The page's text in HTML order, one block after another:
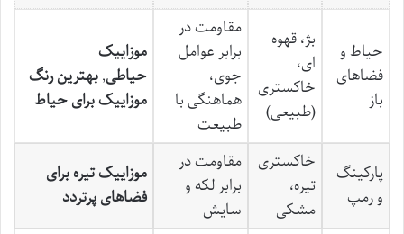
حیاط و
فضاهای
باز
بژ، قهوه
ای،
خاکستری
(طبیعی)
مقاومت در
برابر عوامل
جوی،
هماهنگی با
طبیعت
موزاییک
حیاطی,بهترین رنگ
موزاییک برای حیاط
پارکینگ
و رمپ
خاکستری
تیره،
مشکی
مقاومت در
برابر لکه و
سایش
موزاییک تیره برای
فضاهای پرتردد